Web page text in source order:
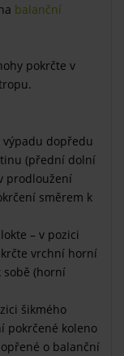
balanční
pokrčte v
výpadu dopředu
(přední dolní
prodloužení
směrem k
– v pozici
vrchní horní
sobě (horní
šikmého
pokrčené koleno
o balanční